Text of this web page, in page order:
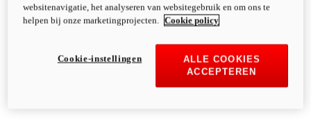
websitenavigatie, het analyseren van websitegebruik en om ons te
helpen bij onze marketingprojecten.
Cookie policy
ALLE COOKIES
ACCEPTEREN
Cookie-instellingen